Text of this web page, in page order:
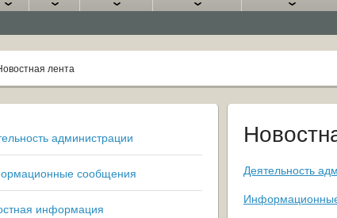
лента
администрации
сообщения
информация
Деятельность